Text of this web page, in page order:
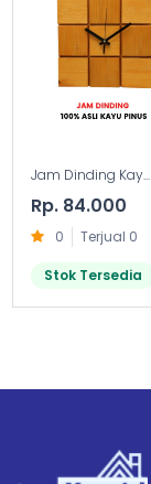
Jam Dinding Kay...
Rp. 84.000
0 Terjual 0
Stok Tersedia